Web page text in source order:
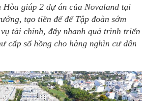
giúp 2 dự án của Novaland tại
tạo tiền để để Tập đoàn sớm
tài chính, đẩy nhanh quá trình triển
cấp sổ hồng cho hàng nghìn cư dân